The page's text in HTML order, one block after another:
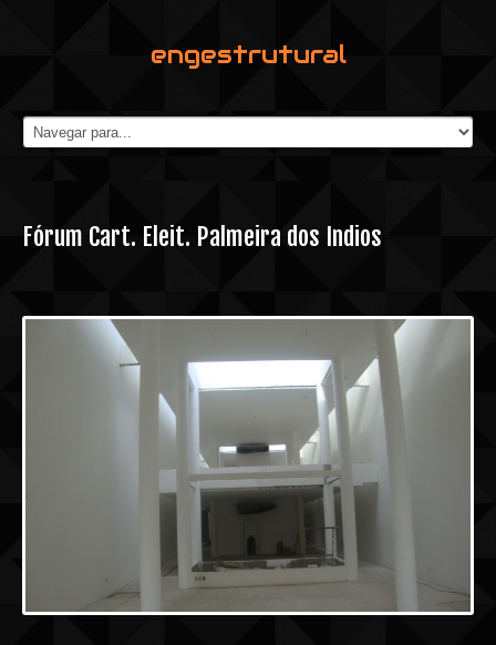
engestrutural
Fórum Cart. Eleit. Palmeira dos Índios